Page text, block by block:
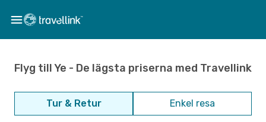
Flyg till Ye - De lägsta priserna med Travellink
Tur & Retur Enkel resa